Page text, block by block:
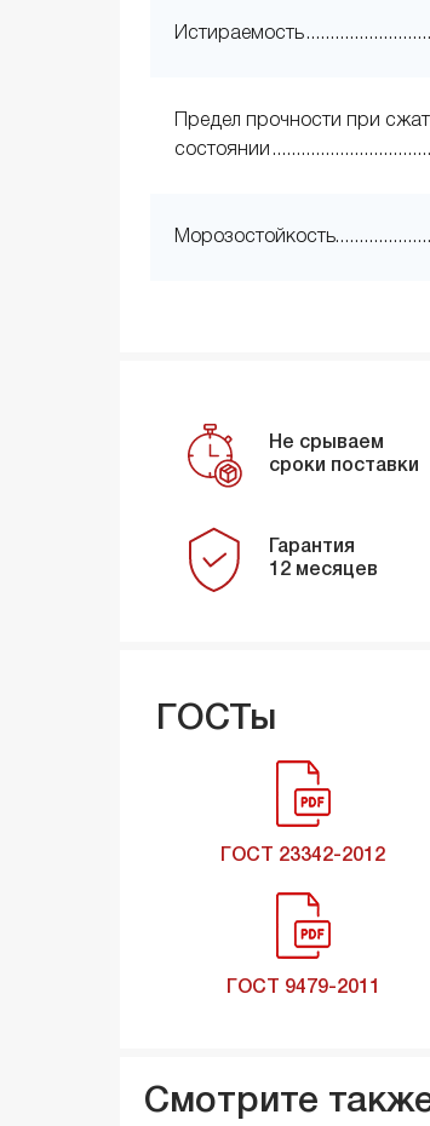
Истираемость
Предел прочности при
состоянии
Морозостойкость
Не срываем
сроки поставки
Гарантия
12 месяцев
ГОСТы
ГОСТ 23342-2012
ГОСТ 9479-2011
Смотрите